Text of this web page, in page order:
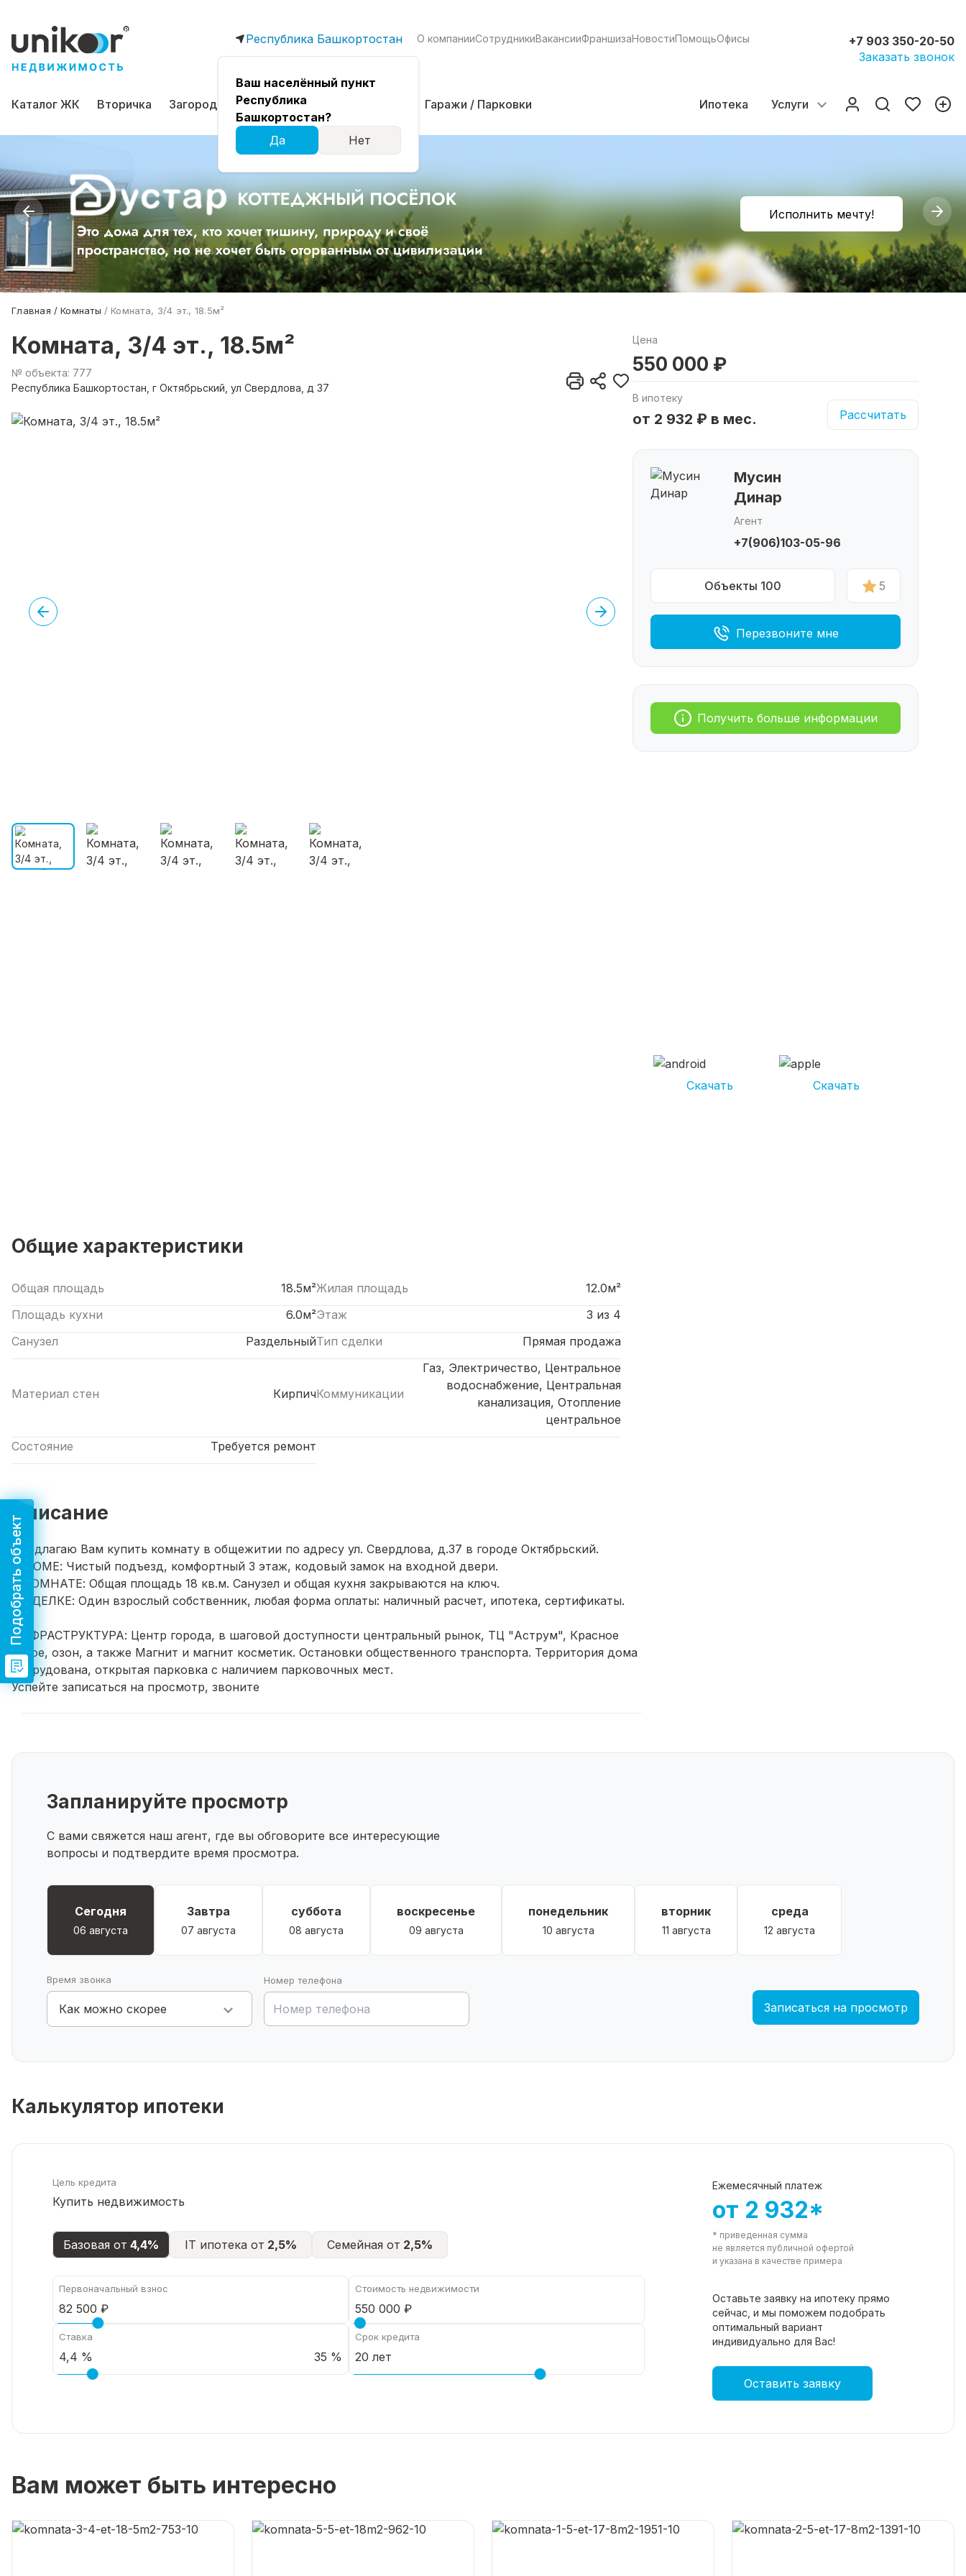
Республика Башкортостан
Ваш населённый пункт
Республика
Башкортостан?
Да
Нет
О компанииСотрудникиВакансииФраншизаНовостиПомощьОфисы
+7 903 350-20-50
Заказать звонок
Каталог ЖК Вторичка Загородная Коммерческая Гаражи / Парковки Ипотека Услуги
Исполнить мечту!
Главная Комнаты Комната, 3/4 эт., 18.5м²
Комната, 3/4 эт., 18.5м²
№ объекта: 777
Республика Башкортостан, г Октябрьский, ул Свердлова, д 37
Цена
550 000 ₽
В ипотеку
от 2 932 ₽ в мес. Рассчитать
Мусин
Динар
Агент
+7(906)103-05-96
Объекты 100 5
Перезвоните мне
Получить больше информации
Скачать Скачать
Общие характеристики
Общая площадь 18.5м²Жилая площадь
12.0м²
Площадь кухни
6.0м²Этаж
3 из 4
Санузел
РаздельныйТип сделки Прямая продажа
Материал стен КирпичКоммуникации
Газ, Электричество, Центральное
водоснабжение, Центральная
канализация, Отопление
центральное
Состояние
Требуется ремонт
Описание
Предлагаю Вам купить комнату в общежитии по адресу ул. Свердлова, д.37 в городе Октябрьский.
О ДОМЕ: Чистый подъезд, комфортный 3 этаж, кодовый замок на входной двери.
О КОМНАТЕ: Общая площадь 18 кв.м. Санузел и общая кухня закрываются на ключ.
О СДЕЛКЕ: Один взрослый собственник, любая форма оплаты: наличный расчет, ипотека, сертификаты.
ИНФРАСТРУКТУРА: Центр города, в шаговой доступности центральный рынок, ТЦ "Аструм", Красное
белое, озон, а также Магнит и магнит косметик. Остановки общественного транспорта. Территория дома
оборудована, открытая парковка с наличием парковочных мест.
Успейте записаться на просмотр, звоните
Запланируйте просмотр
С вами свяжется наш агент, где вы обговорите все интересующие
вопросы и подтвердите время просмотра.
Сегодня
06 августа
Завтра
07 августа
суббота
08 августа
воскресенье
09 августа
понедельник
10 августа
вторник
11 августа
среда
12 августа
Время звонка
Как можно скорее
Номер телефона
Записаться на просмотр
Калькулятор ипотеки
Цель кредита
Купить недвижимость
Базовая от 4,4% IT ипотека от 2,5% Семейная от 2,5%
Первоначальный взнос Стоимость недвижимости
Ставка
35 %
Срок кредита
Ежемесячный платеж
от 2 932*
* приведенная сумма
не является публичной офертой
и указана в качестве примера
Оставьте заявку на ипотеку прямо
сейчас, и мы поможем подобрать
оптимальный вариант
индивидуально для Вас!
Оставить заявку
Вам может быть интересно
Подобрать объект